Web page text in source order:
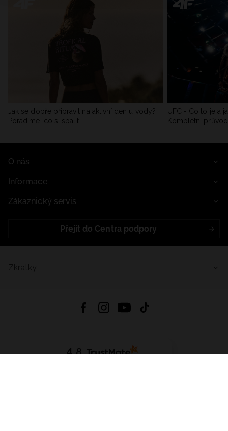
Jak se dobře připravit na aktivní den u vody?
Poradíme, co si sbalit
UFC - Co to je a
Kompletní
O nás
Informace
Zákaznický servis
Přejít do Centra podpory
4.8